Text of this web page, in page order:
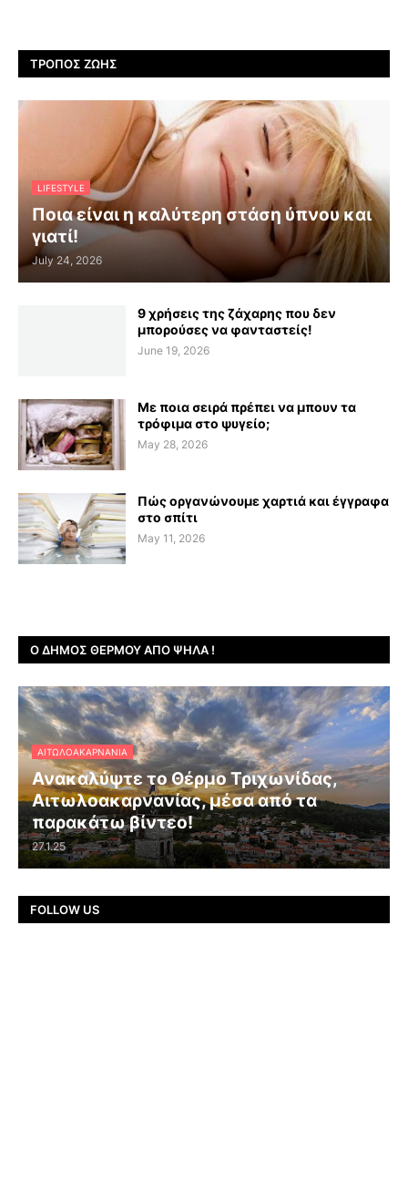
ΤΡΌΠΟΣ ΖΩΉΣ
LIFESTYLE
Ποια είναι η καλύτερη στάση ύπνου και
γιατί!
July 24, 2026
9 χρήσεις της ζάχαρης που δεν
μπορούσες να φανταστείς!
June 19, 2026
Με ποια σειρά πρέπει να μπουν τα
τρόφιμα στο ψυγείο;
May 28, 2026
Πώς οργανώνουμε χαρτιά και έγγραφα
στο σπίτι
May 11, 2026
Ο ΔΉΜΟΣ ΘΈΡΜΟΥ ΑΠΌ ΨΗΛΆ !
ΑΙΤΩΛΟΑΚΑΡΝΑΝΊΑ
Ανακαλύψτε το Θέρμο Τριχωνίδας,
Αιτωλοακαρνανίας, μέσα από τα
παρακάτω βίντεο!
27.1.25
FOLLOW US